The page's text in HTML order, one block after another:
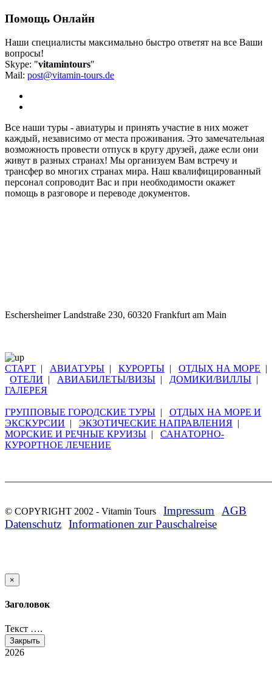
Помощь Онлайн
Наши специалисты максимально быстро ответят на все Ваши
вопросы!
Skype: "vitamintours"
Mail: post@vitamin-tours.de
Все наши туры - авиатуры и принять участие в них может
каждый, независимо от места проживания. Это замечательная
возможность провести отпуск в кругу друзей, даже если они
живут в разных странах! Мы организуем Вам встречу и
трансфер во многих странах мира. Наш квалифицированный
персонал сопроводит Вас и при необходимости окажет
помощь в разговоре и переводе документов.
Eschersheimer Landstraße 230, 60320 Frankfurt am Main
СТАРТ | АВИАТУРЫ | КУРОРТЫ | ОТДЫХ НА МОРЕ |
ОТЕЛИ | АВИАБИЛЕТЫ/ВИЗЫ | ДОМИКИ/ВИЛЛЫ |
ГАЛЕРЕЯ
ГРУППОВЫЕ ГОРОДСКИЕ ТУРЫ | ОТДЫХ НА МОРЕ И
ЭКСКУРСИИ | ЭКЗОТИЧЕСКИЕ НАПРАВЛЕНИЯ |
МОРСКИЕ И РЕЧНЫЕ КРУИЗЫ | САНАТОРНО-
КУРОРТНОЕ ЛЕЧЕНИЕ
© COPYRIGHT 2002 - Vitamin Tours Impressum
AGB
Datenschutz Informationen zur Pauschalreise
×
Заголовок
Текст ….
Закрыть
2026